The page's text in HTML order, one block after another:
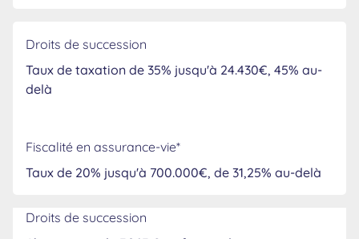
Droits de succession
Taux de taxation de 35% jusqu'à 24.430€, 45% au-
delà
Fiscalité en assurance-vie*
Taux de 20% jusqu'à 700.000€, de 31,25% au-delà
Droits de succession